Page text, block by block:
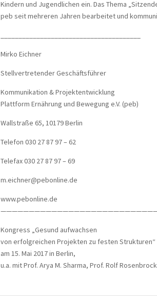
Kindern und Jugendlichen ein. Das Thema
peb seit mehreren Jahren bearbeitet und
Mirko Eichner
Stellvertretender Geschäftsführer
Kommunikation & Projektentwicklung
Plattform Ernährung und Bewegung e.V. (peb)
Wallstraße 65, 10179 Berlin
Telefon 030 27 87 97 – 62
Telefax 030 27 87 97 – 69
m.eichner@pebonline.de
www.pebonline.de
Kongress „Gesund aufwachsen
von erfolgreichen Projekten zu festen Strukturen“
am 15. Mai 2017 in Berlin,
u.a. mit Prof. Arya M. Sharma, Prof. Rolf